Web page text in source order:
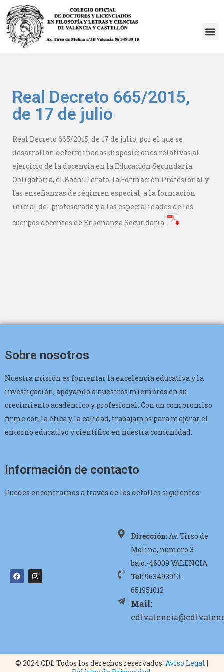
Saltar
al
Real Decreto 665/2015,
de 17 de julio
Real Decreto 665/2015, de 17 de julio, por el que se
desarrollan determinadas disposiciones relativas al
ejercicio de la docencia en la Educación Secundaria
Obligatoria, el Bachillerato, la Formación Profesional y
las enseñanzas de régimen especial, a la formación
inicial del profesorado y a las especialidades de los
cuerpos docentes de Enseñanza Secundaria.
Sobre nosotros
Nuestra misión es fomentar la excelencia educativa y la
investigación, apoyando a nuestros miembros en su
crecimiento académico y profesional. Con un compromiso
firme con la ética y la calidad, trabajamos para mejorar el
entorno educativo y científico en nuestra comunidad.
Información de contacto
Puedes encontrarnos a través de los detalles siguientes:
Dirección:Av. Tirso de
Molina, número 3
bajo.-46009 VALENCIA
Tel:963493910 -
651951012
Mail:
© 2024 CDL Todos los derechos reservados. Aviso Legal |